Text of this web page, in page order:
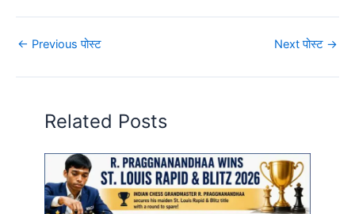
← Previous पोस्ट Next पोस्ट →
Related Posts